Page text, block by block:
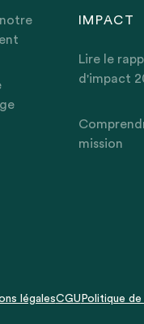
IMPACT
Lire le
d'impact
mission
légalesCGU Politique